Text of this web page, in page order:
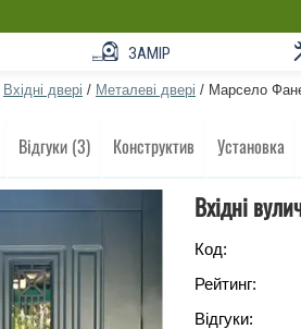
ЗАМІР
Вхідні двері / Металеві двері / Марсело
Відгуки (3) Конструктив Установка
Вхідні
Код:
Рейтинг:
Відгуки: